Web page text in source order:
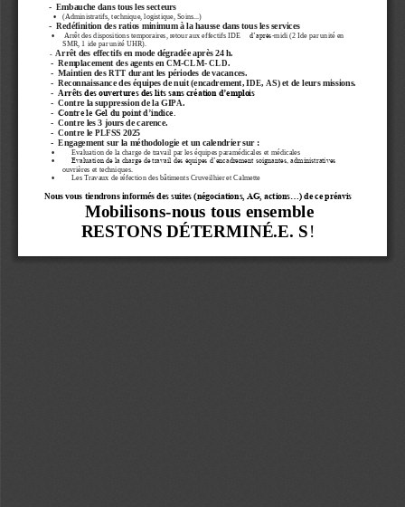
- Embauche dans tous les secteurs
 (Administratifs, technique, logistique, Soins ...)
- Redéfinition des ratios minimum à la hausse dans tous les services
 Arrêt des dispositions temporaires, retour aux effectifs IDE d’après-midi (2 Ide par unité en
SMR, 1 ide par unité UHR).
Arrêt des effectifs en mode dégradée après 24 h.
- Remplacement des agents en CM-CLM- CLD.
- Maintien des RTT durant les périodes de vacances.
- Reconnaissance des équipes de nuit (encadrement, IDE, AS) et de leurs missions.
- Arrêts des ouvertures des lits sans création d’emplois
- Contre la suppression de la GIPA.
- Contre le Gel du point d’indice.
- Contre les 3 jours de carence.
- Contre le PLFSS 2025
- Engagement sur la méthodologie et un calendrier sur :
 Evaluation de la charge de travail par les équipes paramédicales et médicales

Evaluation de la charge de travail des équipes d’encadrement soignantes, administratives
ouvrières et techniques.
 Les Travaux de réfection des bâtiments Cruveilhier et Calmette
Nous vous tiendrons informés des suites (négociations, AG, actions...) de ce préavis
Mobilisons-nous tous ensemble
RESTONS DÉTERMINÉ.E. S!